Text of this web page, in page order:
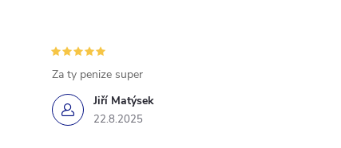
Jiří Matýsek
22.8.2025
Za ty penize super